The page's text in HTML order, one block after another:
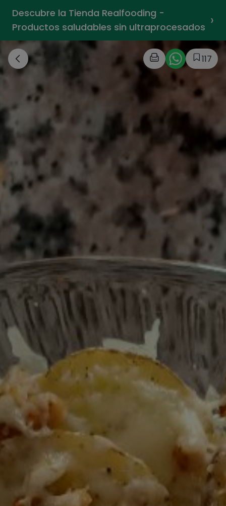
Descubre la Tienda Realfooding -
Productos saludables sin ultraprocesados ›
117